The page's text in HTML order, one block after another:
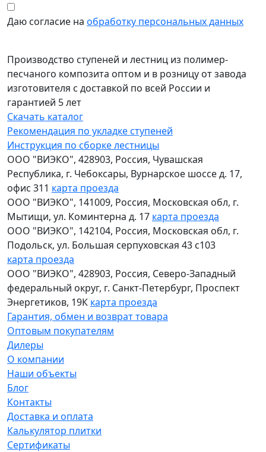
Даю согласие на обработку персональных данных
Производство ступеней и лестниц из полимер-
песчаного композита оптом и в розницу от завода
изготовителя с доставкой по всей России и
гарантией 5 лет
Скачать каталог
Рекомендация по укладке ступеней
Инструкция по сборке лестницы
ООО "ВИЭКО", 428903, Россия, Чувашская
Республика, г. Чебоксары, Вурнарское шоссе д. 17,
офис 311 карта проезда
ООО "ВИЭКО", 141009, Россия, Московская обл, г.
Мытищи, ул. Коминтерна д. 17 карта проезда
ООО "ВИЭКО", 142104, Россия, Московская обл, г.
Подольск, ул. Большая серпуховская 43 с103
карта проезда
ООО "ВИЭКО", 428903, Россия, Северо-Западный
федеральный округ, г. Санкт-Петербург, Проспект
Энергетиков, 19К карта проезда
Гарантия, обмен и возврат товара
Оптовым покупателям
Дилеры
О компании
Наши объекты
Блог
Контакты
Доставка и оплата
Калькулятор плитки
Сертификаты